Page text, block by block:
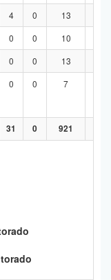
4 0 13
0 0 10
0 0 13
0 0 7
31 0 921